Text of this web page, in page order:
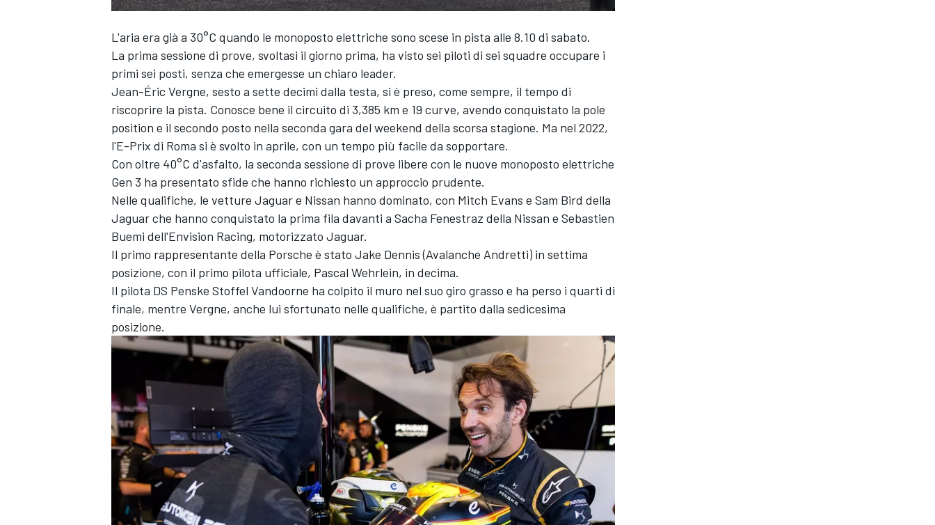
MONOPOSTO
L'aria era già a 30°C quando le monoposto elettriche sono scese in pista alle 8.10 di sabato.
La prima sessione di prove, svoltasi il giorno prima, ha visto sei piloti di sei squadre occupare i
primi sei posti, senza che emergesse un chiaro leader.
Jean-Éric Vergne, sesto a sette decimi dalla testa, si è preso, come sempre, il tempo di
riscoprire la pista. Conosce bene il circuito di 3,385 km e 19 curve, avendo conquistato la pole
position e il secondo posto nella seconda gara del weekend della scorsa stagione. Ma nel 2022,
l'E-Prix di Roma si è svolto in aprile, con un tempo più facile da sopportare.
Con oltre 40°C d'asfalto, la seconda sessione di prove libere con le nuove monoposto elettriche
Gen 3 ha presentato sfide che hanno richiesto un approccio prudente.
Nelle qualifiche, le vetture Jaguar e Nissan hanno dominato, con Mitch Evans e Sam Bird della
Jaguar che hanno conquistato la prima fila davanti a Sacha Fenestraz della Nissan e Sebastien
Buemi dell'Envision Racing, motorizzato Jaguar.
Il primo rappresentante della Porsche è stato Jake Dennis (Avalanche Andretti) in settima
posizione, con il primo pilota ufficiale, Pascal Wehrlein, in decima.
Il pilota DS Penske Stoffel Vandoorne ha colpito il muro nel suo giro grasso e ha perso i quarti di
finale, mentre Vergne, anche lui sfortunato nelle qualifiche, è partito dalla sedicesima
posizione.